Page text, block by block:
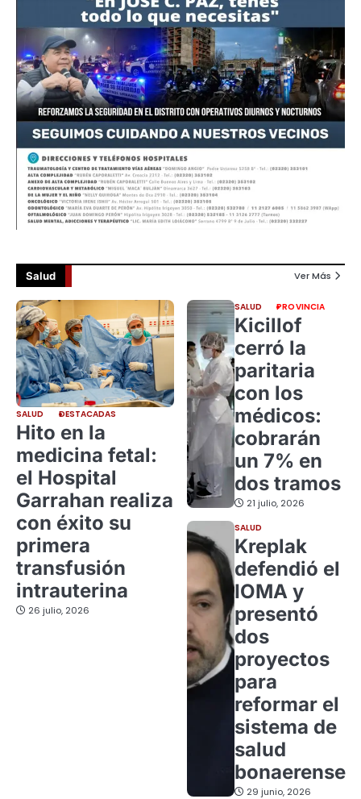
Salud Ver Más
SALUD DESTACADAS
Hito en la
medicina fetal:
el Hospital
Garrahan realiza
con éxito su
primera
transfusión
intrauterina
26 julio, 2026
SALUD PROVINCIA
Kicillof
cerró la
paritaria
con los
médicos:
cobrarán
un 7% en
dos tramos
21 julio, 2026
SALUD
Kreplak
defendió el
IOMA y
presentó
dos
proyectos
para
reformar el
sistema de
salud
bonaerense
29 junio, 2026